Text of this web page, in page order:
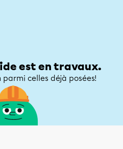
est en travaux.
celles déjà posées!